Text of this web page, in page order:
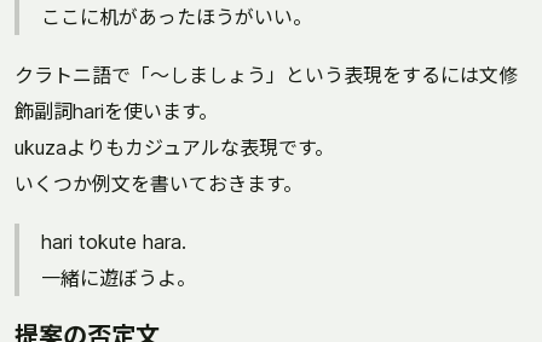
ここに机があったほうがいい。
クラトニ語で「〜しましょう」という表現をするには文修
飾副詞hariを使います。
ukuzaよりもカジュアルな表現です。
いくつか例文を書いておきます。
hari tokute hara.
一緒に遊ぼうよ。
提案の否定文